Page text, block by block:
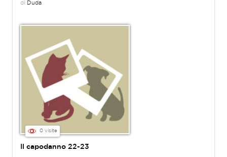
di Duda
0 visite
Il capodanno 22-23